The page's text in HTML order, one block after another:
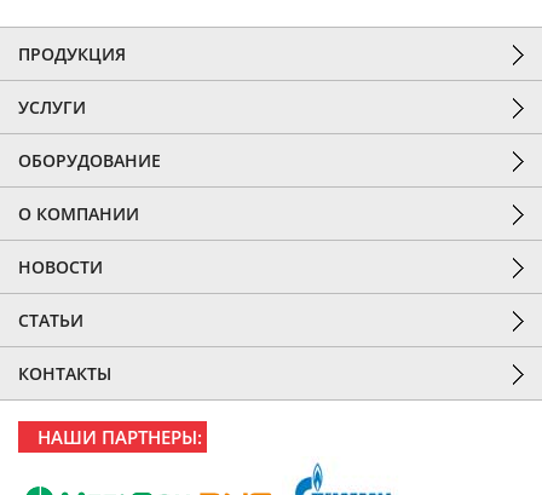
ПРОДУКЦИЯ
УСЛУГИ
ОБОРУДОВАНИЕ
О КОМПАНИИ
НОВОСТИ
СТАТЬИ
КОНТАКТЫ
НАШИ ПАРТНЕРЫ: